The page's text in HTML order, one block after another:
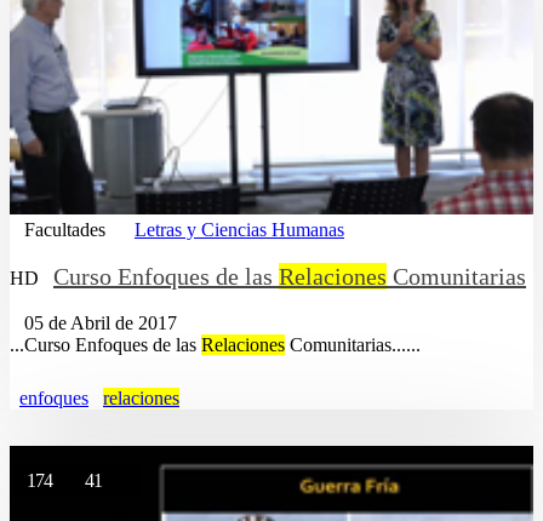
Facultades Letras y Ciencias Humanas
HD Curso Enfoques de las Relaciones Comunitarias
05 de Abril de 2017
...Curso Enfoques de las Relaciones Comunitarias......
enfoques relaciones
174 41